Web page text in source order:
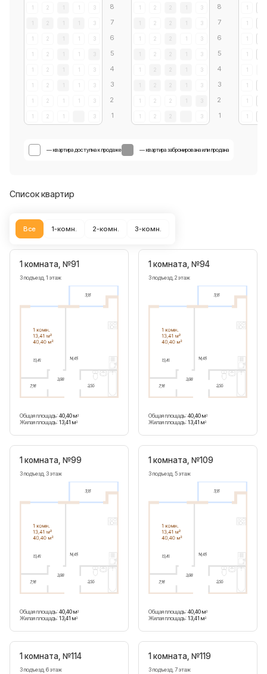
1 2 1 1 3
1 2 1 1 3
1 2 1 1 3
1 2 1 1 3
1 2 1 1 3
1 2 1 1 3
1 2 1 1 3
1 2 1 3
1 2 2 1 3
1 2 2 1 3
1 2 2 1 3
1 2 2 1 3
1 2 2 1 3
1 2 2 1 3
1 2 2 1 3
1 2 2 3
1
1
1
1
1
1
1
1
— квартира доступна к продаже — квартира забронирована или продана
Список квартир
Все 1-комн. 2-комн. 3-комн.
1 комната, №91
3 подъезд, 1 этаж
Общая площадь:40,40 м 2
Жилая площадь:13,41 м 2
1 комната, №94
3 подъезд, 2 этаж
Общая площадь:40,40 м 2
Жилая площадь:13,41 м 2
1 комната, №99
3 подъезд, 3 этаж
Общая площадь:40,40 м 2
Жилая площадь:13,41 м 2
1 комната, №109
3 подъезд, 5 этаж
Общая площадь:40,40 м 2
Жилая площадь:13,41 м 2
1 комната, №114
3 подъезд, 6 этаж
1 комната, №119
3 подъезд, 7 этаж